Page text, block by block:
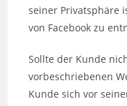
seiner Privatsphäre
von Facebook zu
Sollte der Kunde
vorbeschriebenen
Kunde sich vor